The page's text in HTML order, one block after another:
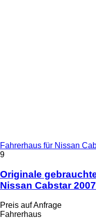
Fahrerhaus für Nissan
9
Originale
Nissan Cabstar
Preis auf Anfrage
Fahrerhaus